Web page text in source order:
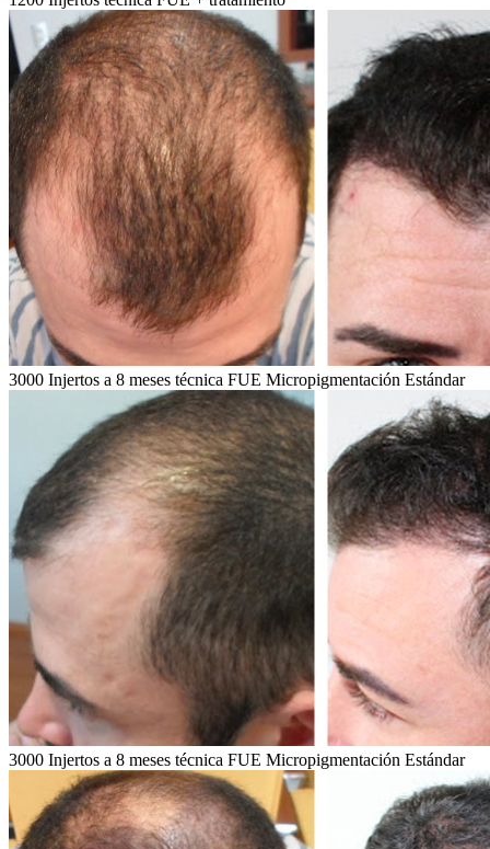
3000 Injertos a 8 meses técnica FUE Micropigmentación Estándar
3000 Injertos a 8 meses técnica FUE Micropigmentación Estándar